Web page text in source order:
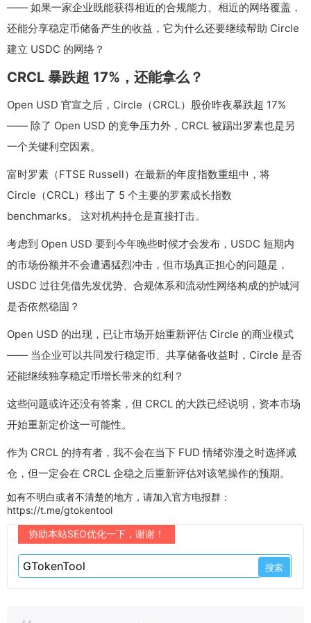
—— 如果一家企业既能获得相近的合规能力、相近的网络覆盖，
还能分享稳定币储备产生的收益，它为什么还要继续帮助 Circle
建立 USDC 的网络？
CRCL 暴跌超 17%，还能拿么？
Open USD 官宣之后，Circle（CRCL）股价昨夜暴跌超 17%
—— 除了 Open USD 的竞争压力外，CRCL 被踢出罗素也是另
一个关键利空因素。
富时罗素（FTSE Russell）在最新的年度指数重组中，将
Circle（CRCL）移出了 5 个主要的罗素成长指数
benchmarks。 这对机构持仓是直接打击。
考虑到 Open USD 要到今年晚些时候才会发布，USDC 短期内
的市场份额并不会遭遇猛烈冲击，但市场真正担心的问题是，
USDC 过往凭借先发优势、合规体系和流动性网络构成的护城河
是否依然稳固？
Open USD 的出现，已让市场开始重新评估 Circle 的商业模式
—— 当企业可以共同发行稳定币、共享储备收益时，Circle 是否
还能继续独享稳定币增长带来的红利？
这些问题或许还没有答案，但 CRCL 的大跌已经说明，资本市场
开始重新定价这一可能性。
作为 CRCL 的持有者，我不会在当下 FUD 情绪弥漫之时选择减
仓，但一定会在 CRCL 企稳之后重新评估对该笔操作的预期。
如有不明白或者不清楚的地方，请加入官方电报群：
https://t.me/gtokentool
协助本站SEO优化一下，谢谢！